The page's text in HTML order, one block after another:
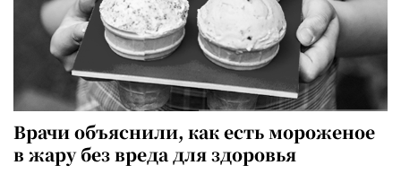
Врачи объяснили, как есть мороженое
в жару без вреда для здоровья